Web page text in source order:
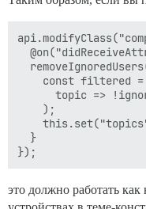
const filtered
topic =>
    );
  }
это должно работать